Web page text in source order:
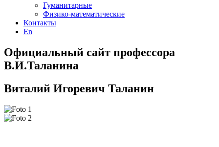
Гуманитарные
Физико-математические
Контакты
En
Официальный сайт профессора
В.И.Таланина
Виталий Игоревич Таланин